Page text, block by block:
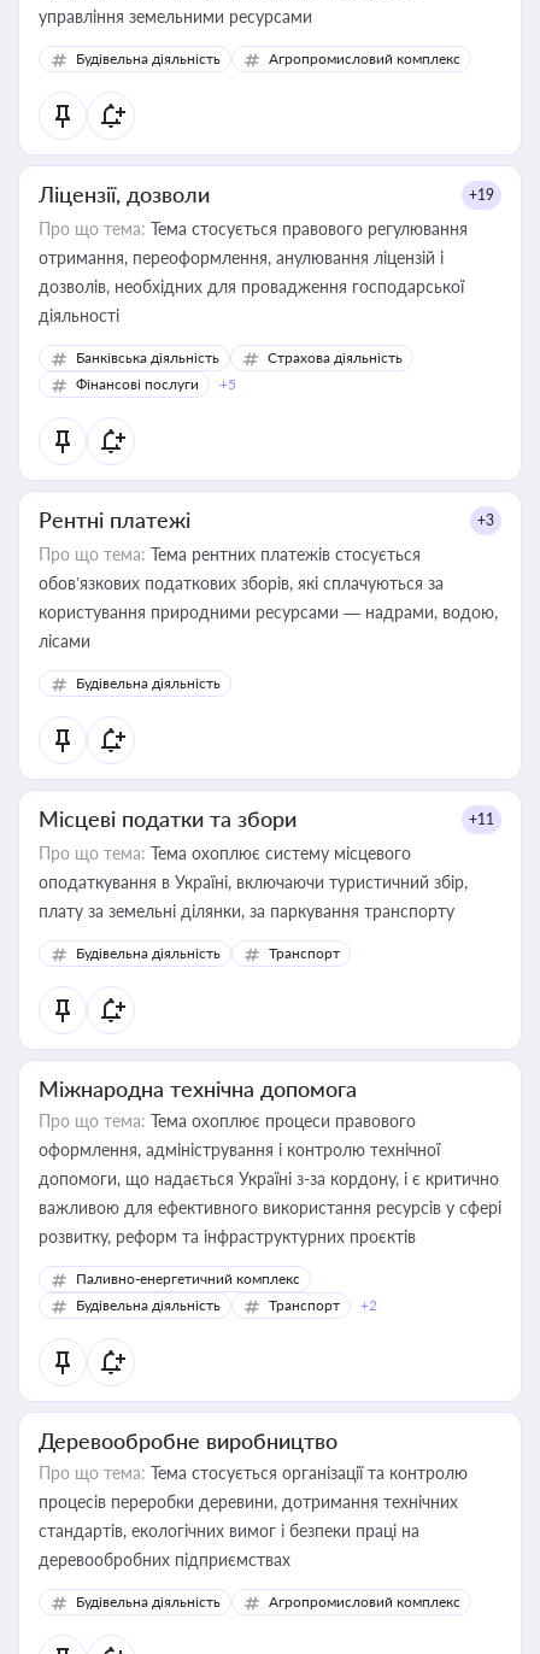
управління земельними ресурсами
Будівельна діяльність Агропромисловий комплекс
Ліцензії, дозволи +19
Про що тема: Тема стосується правового регулювання
отримання, переоформлення, анулювання ліцензій і
дозволів, необхідних для провадження господарської
діяльності
Банківська діяльність
Страхова діяльність
Фінансові послуги
+5
Рентні платежі +3
Про що тема: Тема рентних платежів стосується
обов’язкових податкових зборів, які сплачуються за
користування природними ресурсами — надрами, водою,
лісами
Будівельна діяльність
Місцеві податки та збори +11
Про що тема: Тема охоплює систему місцевого
оподаткування в Україні, включаючи туристичний збір,
плату за земельні ділянки, за паркування транспорту
Будівельна діяльність Транспорт
Міжнародна технічна допомога
Про що тема: Тема охоплює процеси правового
оформлення, адміністрування і контролю технічної
допомоги, що надається Україні з-за кордону, і є критично
важливою для ефективного використання ресурсів у сфері
розвитку, реформ та інфраструктурних проєктів
Паливно-енергетичний комплекс
Будівельна діяльність
Транспорт +2
Деревообробне виробництво
Про що тема: Тема стосується організації та контролю
процесів переробки деревини, дотримання технічних
стандартів, екологічних вимог і безпеки праці на
деревообробних підприємствах
Будівельна діяльність Агропромисловий комплекс